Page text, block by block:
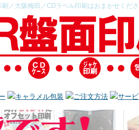
／大阪梅田／CDラベル印刷はおまかせくだ